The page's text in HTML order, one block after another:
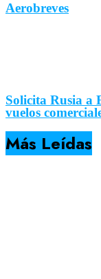
Aerobreves
Solicita Rusia a
vuelos
Más Leídas